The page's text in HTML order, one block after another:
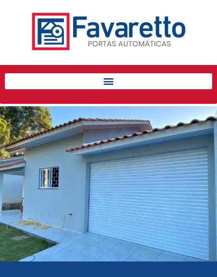
Início
Produtos
Porta de Enrolar Automática
Automatizadores
Acessórios Para Portas de
Enrolar
Pintura eletrostática
Portfólio
Contato
Acessórios